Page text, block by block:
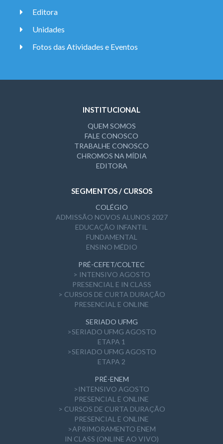
Editora
Unidades
Fotos das Atividades e Eventos
INSTITUCIONAL
QUEM SOMOS
FALE CONOSCO
TRABALHE CONOSCO
CHROMOS NA MÍDIA
EDITORA
SEGMENTOS / CURSOS
COLÉGIO
ADMISSÃO NOVOS ALUNOS 2027
EDUCAÇÃO INFANTIL
FUNDAMENTAL
ENSINO MÉDIO
PRÉ-CEFET/COLTEC
> INTENSIVO AGOSTO
PRESENCIAL E IN CLASS
> CURSOS DE CURTA DURAÇÃO
PRESENCIAL E ONLINE
SERIADO UFMG
>SERIADO UFMG AGOSTO
ETAPA 1
>SERIADO UFMG AGOSTO
ETAPA 2
PRÉ-ENEM
>INTENSIVO AGOSTO
PRESENCIAL E ONLINE
> CURSOS DE CURTA DURAÇÃO
PRESENCIAL E ONLINE
>APRIMORAMENTO ENEM
IN CLASS (ONLINE AO VIVO)